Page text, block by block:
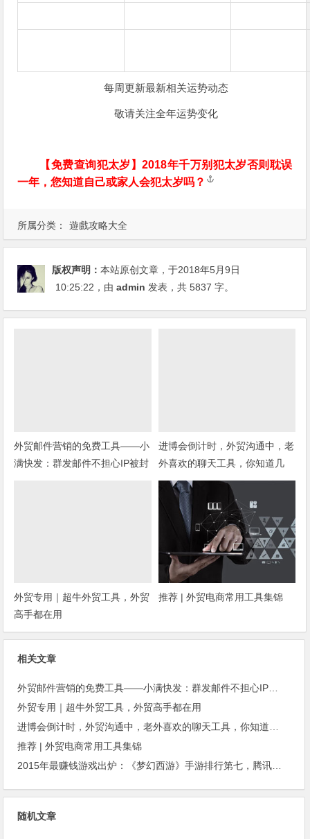
所属分类： 遊戲攻略大全
每周更新最新相关运势动态
敬请关注全年运势变化
【免费查询犯太岁】2018年千万别犯太岁否则耽误
一年，您知道自己或家人会犯太岁吗？
版权声明：本站原创文章，于2018年5月9日
10:25:22 ，由admin 发表，共 5837 字。
外贸邮件营销的免费工具——小
满快发：群发邮件不担心IP被封
进博会倒计时，外贸沟通中，老
外喜欢的聊天工具，你知道几
种？
外贸专用｜超牛外贸工具，外贸
高手都在用
推荐 | 外贸电商常用工具集锦
相关文章
外贸邮件营销的免费工具——小满快发：群发邮件不担心IP被封
外贸专用｜超牛外贸工具，外贸高手都在用
进博会倒计时，外贸沟通中，老外喜欢的聊天工具，你知道几种？
推荐 | 外贸电商常用工具集锦
2015年最赚钱游戏出炉：《梦幻西游》手游排行第七，腾讯总收入进前三
随机文章